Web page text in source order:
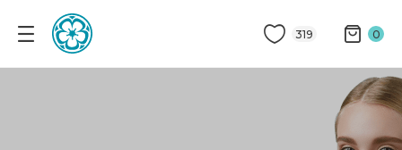
319 0